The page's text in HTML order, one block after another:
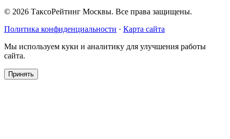
© 2026 ТаксоРейтинг Москвы. Все права защищены.
Политика конфиденциальности · Карта сайта
Мы используем куки и аналитику для улучшения работы
сайта.
Принять